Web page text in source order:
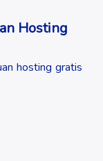
Hosting
hosting gratis